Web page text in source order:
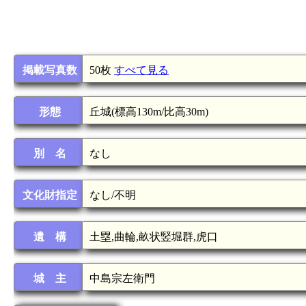
掲載写真数 50枚 すべて見る
形態 丘城(標高130m/比高30m)
別 名 なし
文化財指定 なし/不明
遺 構 土塁,曲輪,畝状竪堀群,虎口
城 主 中島宗左衛門